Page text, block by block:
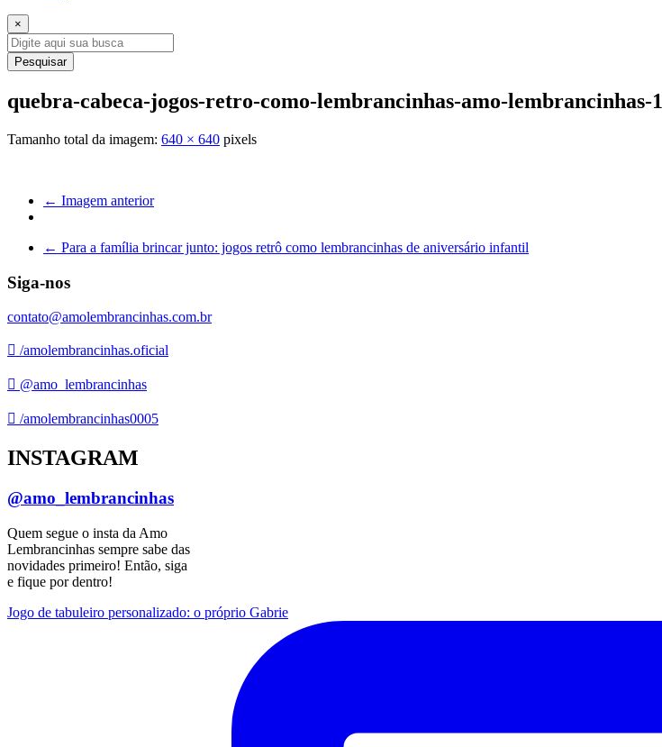
×
Pesquisar
quebra-cabeca-jogos-retro-como-lembrancinhas-amo-lembrancinhas-1
Tamanho total da imagem: 640 × 640 pixels
← Imagem anterior
← Para a família brincar junto: jogos retrô como lembrancinhas de aniversário infantil
Siga-nos
contato@amolembrancinhas.com.br
/amolembrancinhas.oficial
@amo_lembrancinhas
/amolembrancinhas0005
INSTAGRAM
@amo_lembrancinhas
Quem segue o insta da Amo
Lembrancinhas sempre sabe das
novidades primeiro! Então, siga
e fique por dentro!
Jogo de tabuleiro personalizado: o próprio Gabrie